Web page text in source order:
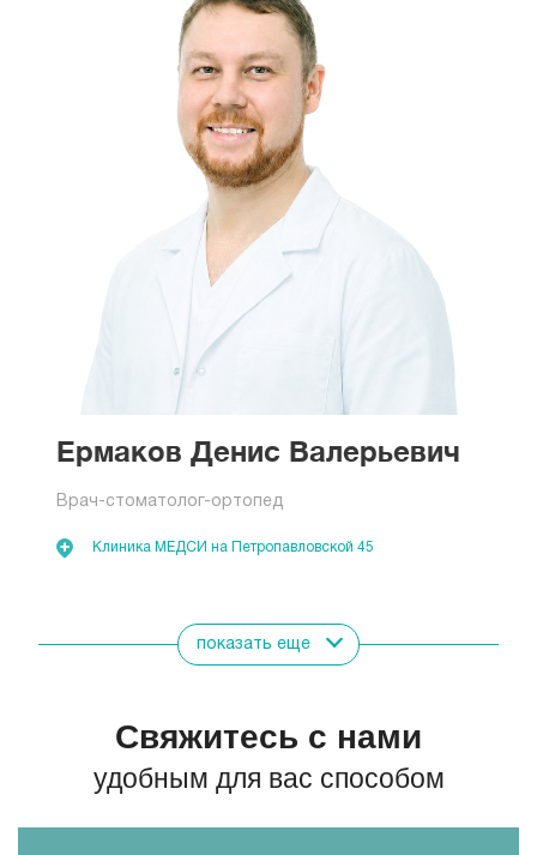
Ермаков Денис Валерьевич
Врач-стоматолог-ортопед
Клиника МЕДСИ на Петропавловской 45
Показать всех врачей
показать еще
Свяжитесь с нами
удобным для вас способом